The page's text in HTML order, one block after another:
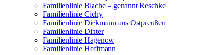
Familienlinie Blache – genannt Reschke
Familienlinie Cichy
Familienlinie Diekmann aus Ostpreußen
Familienlinie Dinter
Familienlinie Hagenow
Familienlinie Hoffmann